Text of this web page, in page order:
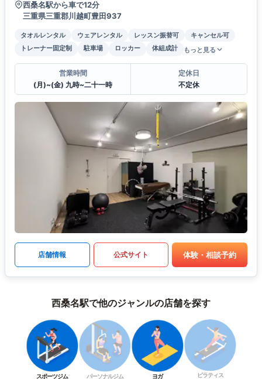
西桑名駅から車で12分
三重県三重郡川越町豊田937
タオルレンタル ウェアレンタル レッスン振替可
キャンセル可
トレーナー固定制
駐車場 ロッカー 体組成計 もっと見る
営業時間
(月)~(金) 九時~二十一時
定休日
不定休
店舗情報 公式サイト 体験・相談予約
西桑名駅で他のジャンルの店舗を探す
スポーツジム パーソナルジム ヨガ ピラティス